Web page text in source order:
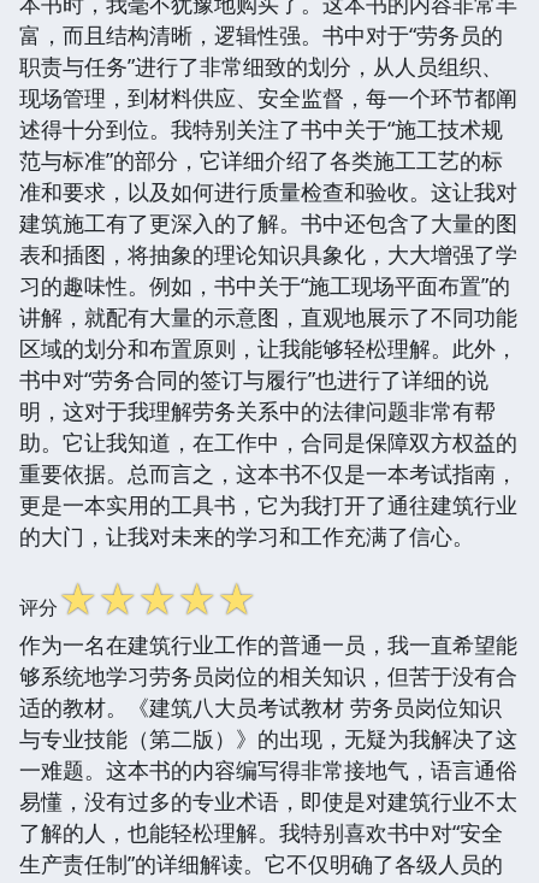
富，而且结构清晰，逻辑性强。书中对于“劳务员的
职责与任务”进行了非常细致的划分，从人员组织、
现场管理，到材料供应、安全监督，每一个环节都阐
述得十分到位。我特别关注了书中关于“施工技术规
范与标准”的部分，它详细介绍了各类施工工艺的标
准和要求，以及如何进行质量检查和验收。这让我对
建筑施工有了更深入的了解。书中还包含了大量的图
表和插图，将抽象的理论知识具象化，大大增强了学
习的趣味性。例如，书中关于“施工现场平面布置”的
讲解，就配有大量的示意图，直观地展示了不同功能
区域的划分和布置原则，让我能够轻松理解。此外，
书中对“劳务合同的签订与履行”也进行了详细的说
明，这对于我理解劳务关系中的法律问题非常有帮
助。它让我知道，在工作中，合同是保障双方权益的
重要依据。总而言之，这本书不仅是一本考试指南，
更是一本实用的工具书，它为我打开了通往建筑行业
的大门，让我对未来的学习和工作充满了信心。
评分☆☆☆☆☆
作为一名在建筑行业工作的普通一员，我一直希望能
够系统地学习劳务员岗位的相关知识，但苦于没有合
适的教材。《建筑八大员考试教材 劳务员岗位知识
与专业技能（第二版）》的出现，无疑为我解决了这
一难题。这本书的内容编写得非常接地气，语言通俗
易懂，没有过多的专业术语，即使是对建筑行业不太
了解的人，也能轻松理解。我特别喜欢书中对“安全
生产责任制”的详细解读。它不仅明确了各级人员的